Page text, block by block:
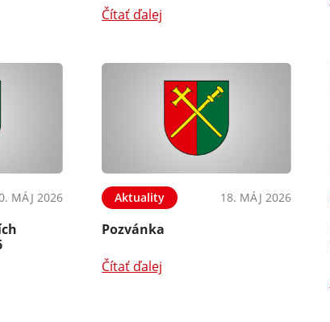
Čítať ďalej
MÁJ 2026 Aktuality 18. MÁJ 2026
Pozvánka
Čítať ďalej